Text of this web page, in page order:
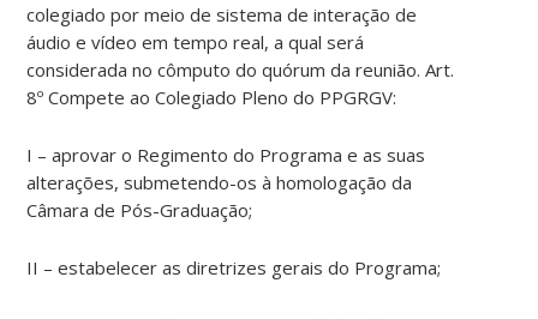
colegiado por meio de sistema de interação de
áudio e vídeo em tempo real, a qual será
considerada no cômputo do quórum da reunião. Art.
8º Compete ao Colegiado Pleno do PPGRGV:
I – aprovar o Regimento do Programa e as suas
alterações, submetendo-os à homologação da
Câmara de Pós-Graduação;
II – estabelecer as diretrizes gerais do Programa;